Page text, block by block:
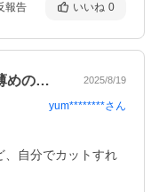
報告 いいね 0
何度目かの購入です！もう少し薄めのカッ… 2025/8/19
yum********さん
、自分でカットすれ